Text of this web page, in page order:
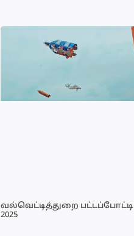
வல்வெட்டித்துறை பட்டப்போட்டி
2025